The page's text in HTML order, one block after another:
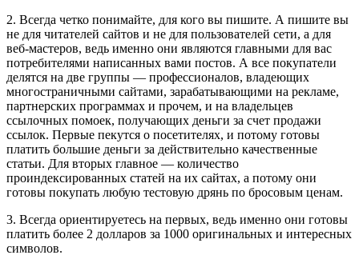
2. Всегда четко понимайте, для кого вы пишите. А пишите вы
не для читателей сайтов и не для пользователей сети, а для
веб-мастеров, ведь именно они являются главными для вас
потребителями написанных вами постов. А все покупатели
делятся на две группы — профессионалов, владеющих
многостраничными сайтами, зарабатывающими на рекламе,
партнерских программах и прочем, и на владельцев
ссылочных помоек, получающих деньги за счет продажи
ссылок. Первые пекутся о посетителях, и потому готовы
платить большие деньги за действительно качественные
статьи. Для вторых главное — количество
проиндексированных статей на их сайтах, а потому они
готовы покупать любую тестовую дрянь по бросовым ценам.
3. Всегда ориентируетесь на первых, ведь именно они готовы
платить более 2 долларов за 1000 оригинальных и интересных
символов.